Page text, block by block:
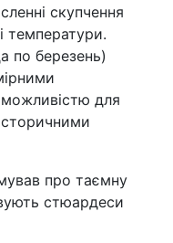
скупчення
температури.
по березень)
для
про таємну
стюардеси